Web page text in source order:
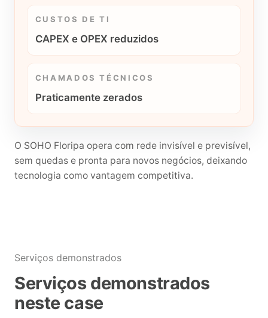
CUSTOS DE TI
CAPEX e OPEX reduzidos
CHAMADOS TÉCNICOS
Praticamente zerados
O SOHO Floripa opera com rede invisível e previsível,
sem quedas e pronta para novos negócios, deixando
tecnologia como vantagem competitiva.
Serviços demonstrados
Serviços demonstrados
neste case